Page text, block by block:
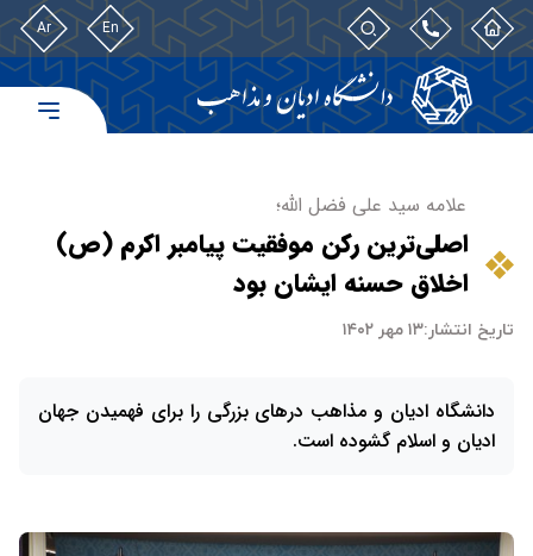
En
Ar
علامه سید علی فضل الله؛
اصلی‌ترین رکن موفقیت پیامبر اکرم (ص)
اخلاق حسنه ایشان بود
تاریخ انتشار:۱۳ مهر ۱۴۰۲
دانشگاه ادیان و مذاهب درهای بزرگی را برای فهمیدن جهان
ادیان و اسلام گشوده است.